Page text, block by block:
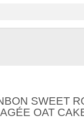
SWEET
OAT